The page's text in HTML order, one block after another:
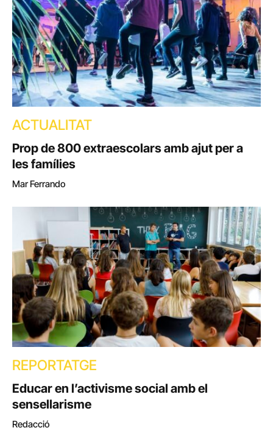
ACTUALITAT
Prop de 800 extraescolars amb ajut per a
les famílies
Mar Ferrando
REPORTATGE
Educar en l’activisme social amb el
sensellarisme
Redacció